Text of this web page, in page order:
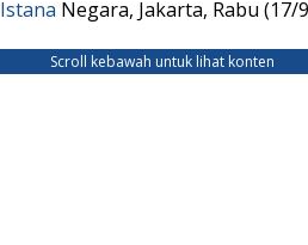
Istana Negara, Jakarta, Rabu (17/
Scroll kebawah untuk lihat konten